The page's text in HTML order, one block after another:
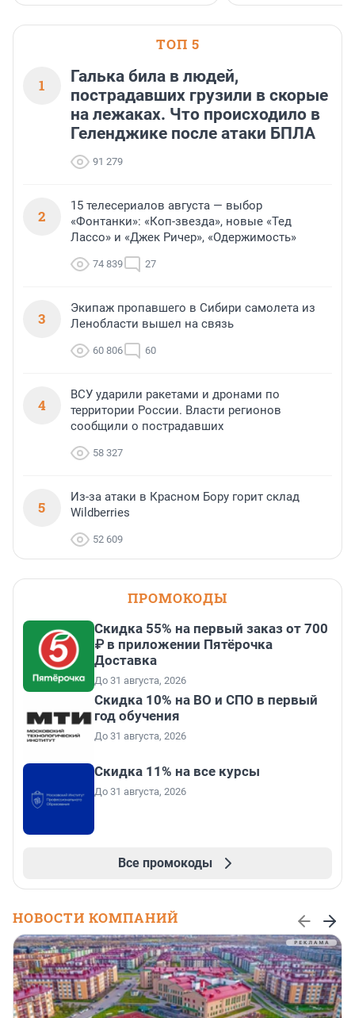
ТОП 5
1
Галька била в людей,
пострадавших грузили в скорые
на лежаках. Что происходило в
Геленджике после атаки БПЛА
91 279
2
15 телесериалов августа — выбор
«Фонтанки»: «Коп-звезда», новые «Тед
Лассо» и «Джек Ричер», «Одержимость»
74 839 27
3
Экипаж пропавшего в Сибири самолета из
Ленобласти вышел на связь
60 806 60
4
ВСУ ударили ракетами и дронами по
территории России. Власти регионов
сообщили о пострадавших
58 327
5
Из-за атаки в Красном Бору горит склад
Wildberries
52 609
ПРОМОКОДЫ
Скидка 55% на первый заказ от 700
₽ в приложении Пятёрочка
Доставка
До 31 августа, 2026
Скидка 10% на ВО и СПО в первый
год обучения
До 31 августа, 2026
Скидка 11% на все курсы
До 31 августа, 2026
Все промокоды
НОВОСТИ КОМПАНИЙ